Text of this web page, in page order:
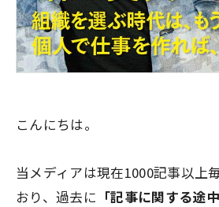
こんにちは。
当メディアは現在1000記事以上
おり、過去に 「記事に関する途